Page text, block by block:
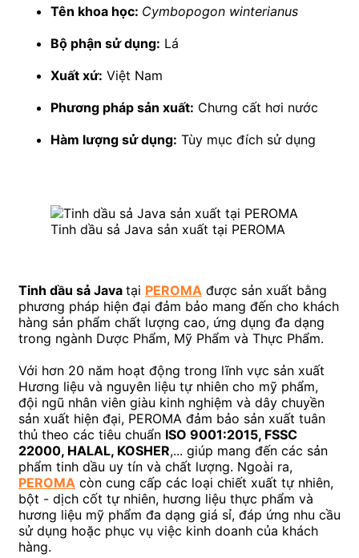
Tên khoa học: Cymbopogon winterianus
Bộ phận sử dụng: Lá
Xuất xứ: Việt Nam
Phương pháp sản xuất: Chưng cất hơi nước
Hàm lượng sử dụng: Tùy mục đích sử dụng
Tinh dầu sả Java sản xuất tại PEROMA
Tinh dầu sả Java tại PEROMA được sản xuất bằng
phương pháp hiện đại đảm bảo mang đến cho khách
hàng sản phẩm chất lượng cao, ứng dụng đa dạng
trong ngành Dược Phẩm, Mỹ Phẩm và Thực Phẩm.
Với hơn 20 năm hoạt động trong lĩnh vực sản xuất
Hương liệu và nguyên liệu tự nhiên cho mỹ phẩm,
đội ngũ nhân viên giàu kinh nghiệm và dây chuyền
sản xuất hiện đại, PEROMA đảm bảo sản xuất tuân
thủ theo các tiêu chuẩn ISO 9001:2015, FSSC
22000, HALAL, KOSHER,... giúp mang đến các sản
phẩm tinh dầu uy tín và chất lượng. Ngoài ra,
PEROMA còn cung cấp các loại chiết xuất tự nhiên,
bột - dịch cốt tự nhiên, hương liệu thực phẩm và
hương liệu mỹ phẩm đa dạng giá sỉ, đáp ứng nhu cầu
sử dụng hoặc phục vụ việc kinh doanh của khách
hàng.